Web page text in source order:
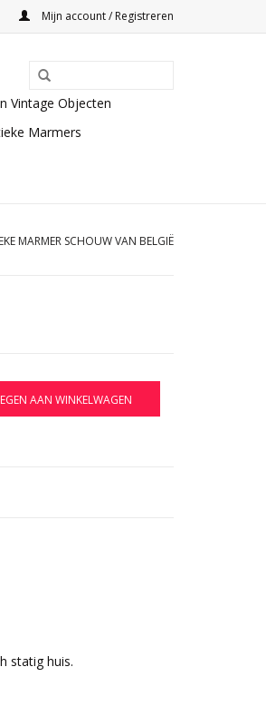
Mijn account / Registreren
Vintage Objecten
Marmers
MARMER SCHOUW VAN BELGIË
AAN WINKELWAGEN
statig huis.